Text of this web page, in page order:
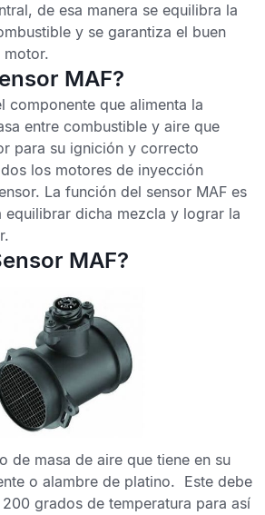
de esa manera se equilibra la
y se garantiza el buen
motor.
MAF?
componente que alimenta la
entre combustible y aire que
para su ignición y correcto
los motores de inyección
La función del sensor MAF es
equilibrar dicha mezcla y lograr la
MAF?
de masa de aire que tiene en su
o alambre de platino. Este debe
grados de temperatura para así